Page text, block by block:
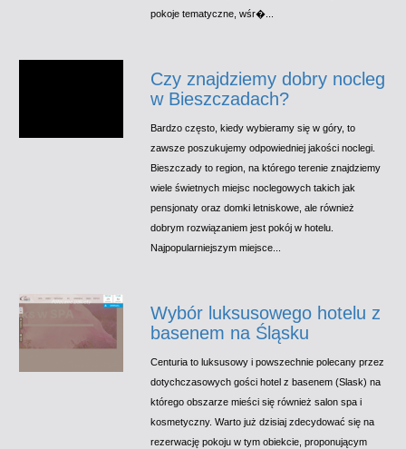
pokoje tematyczne, wśr�...
Czy znajdziemy dobry nocleg
w Bieszczadach?
Bardzo często, kiedy wybieramy się w góry, to
zawsze poszukujemy odpowiedniej jakości noclegi.
Bieszczady to region, na którego terenie znajdziemy
wiele świetnych miejsc noclegowych takich jak
pensjonaty oraz domki letniskowe, ale również
dobrym rozwiązaniem jest pokój w hotelu.
Najpopularniejszym miejsce...
Wybór luksusowego hotelu z
basenem na Śląsku
Centuria to luksusowy i powszechnie polecany przez
dotychczasowych gości hotel z basenem (Slask) na
którego obszarze mieści się również salon spa i
kosmetyczny. Warto już dzisiaj zdecydować się na
rezerwację pokoju w tym obiekcie, proponującym